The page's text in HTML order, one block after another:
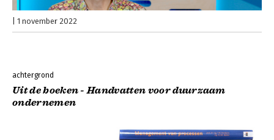
1 november 2022
achtergrond
Uit de boeken - Handvatten voor duurzaam
ondernemen